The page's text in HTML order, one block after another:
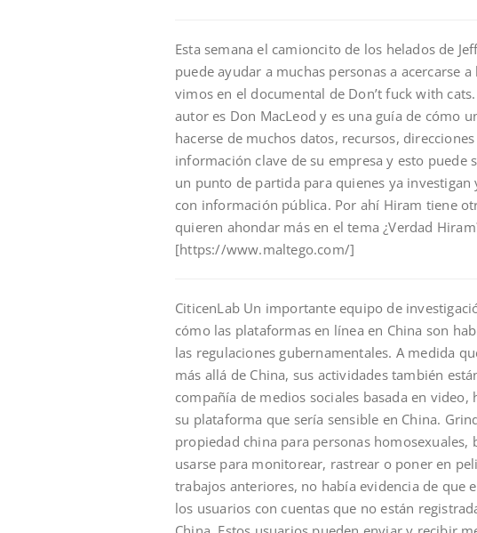
Esta semana el camioncito de los helados de
puede ayudar a muchas personas a acercarse
vimos en el documental de Don’t fuck with
autor es Don MacLeod y es una guía de cómo
hacerse de muchos datos, recursos,
información clave de su empresa y esto puede
un punto de partida para quienes ya
con información pública. Por ahí Hiram tiene
quieren ahondar más en el tema ¿Verdad
[https://www.maltego.com/]
CiticenLab Un importante equipo de
cómo las plataformas en línea en China son
las regulaciones gubernamentales. A medida
más allá de China, sus actividades también
compañía de medios sociales basada en
su plataforma que sería sensible en China.
propiedad china para personas
usarse para monitorear, rastrear o poner en
trabajos anteriores, no había evidencia de que
los usuarios con cuentas que no están